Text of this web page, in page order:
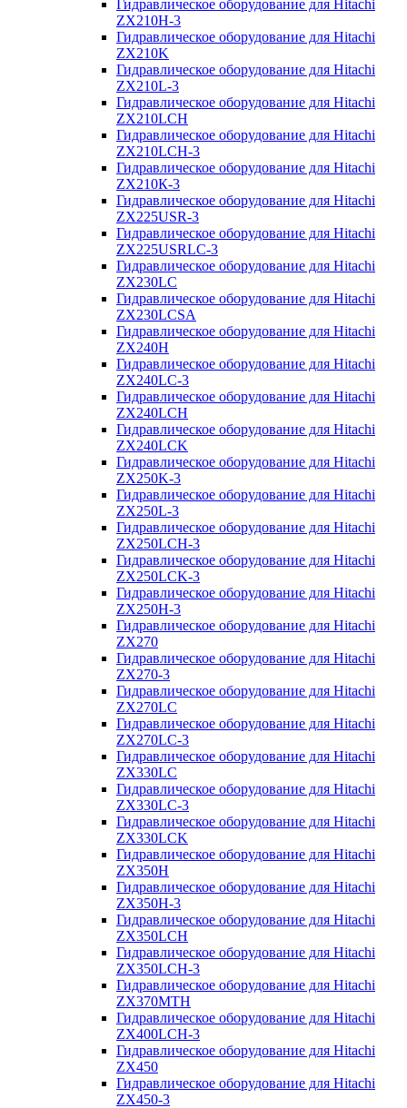
Гидравлическое оборудование для Hitachi
ZX210H-3
Гидравлическое оборудование для Hitachi
ZX210K
Гидравлическое оборудование для Hitachi
ZX210L-3
Гидравлическое оборудование для Hitachi
ZX210LCH
Гидравлическое оборудование для Hitachi
ZX210LCH-3
Гидравлическое оборудование для Hitachi
ZX210К-3
Гидравлическое оборудование для Hitachi
ZX225USR-3
Гидравлическое оборудование для Hitachi
ZX225USRLC-3
Гидравлическое оборудование для Hitachi
ZX230LC
Гидравлическое оборудование для Hitachi
ZX230LCSA
Гидравлическое оборудование для Hitachi
ZX240H
Гидравлическое оборудование для Hitachi
ZX240LC-3
Гидравлическое оборудование для Hitachi
ZX240LCH
Гидравлическое оборудование для Hitachi
ZX240LCK
Гидравлическое оборудование для Hitachi
ZX250K-3
Гидравлическое оборудование для Hitachi
ZX250L-3
Гидравлическое оборудование для Hitachi
ZX250LCH-3
Гидравлическое оборудование для Hitachi
ZX250LCK-3
Гидравлическое оборудование для Hitachi
ZX250Н-3
Гидравлическое оборудование для Hitachi
ZX270
Гидравлическое оборудование для Hitachi
ZX270-3
Гидравлическое оборудование для Hitachi
ZX270LC
Гидравлическое оборудование для Hitachi
ZX270LC-3
Гидравлическое оборудование для Hitachi
ZX330LC
Гидравлическое оборудование для Hitachi
ZX330LC-3
Гидравлическое оборудование для Hitachi
ZX330LCK
Гидравлическое оборудование для Hitachi
ZX350H
Гидравлическое оборудование для Hitachi
ZX350H-3
Гидравлическое оборудование для Hitachi
ZX350LCH
Гидравлическое оборудование для Hitachi
ZX350LCH-3
Гидравлическое оборудование для Hitachi
ZX370MTH
Гидравлическое оборудование для Hitachi
ZX400LCH-3
Гидравлическое оборудование для Hitachi
ZX450
Гидравлическое оборудование для Hitachi
ZX450-3